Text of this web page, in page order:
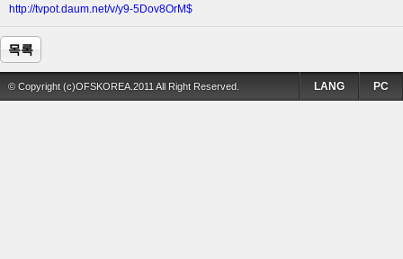
http://tvpot.daum.net/v/y9-5Dov8OrM$
목록
© Copyright (c)OFSKOREA.2011 All Right Reserved. PC
LANG